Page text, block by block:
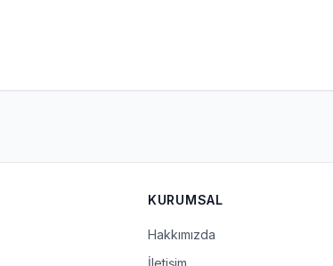
KURUMSAL
Hakkımızda
İletişim